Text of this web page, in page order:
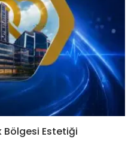
Bölgesi Estetiği